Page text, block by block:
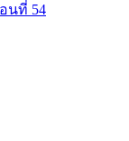
อนที่ 54